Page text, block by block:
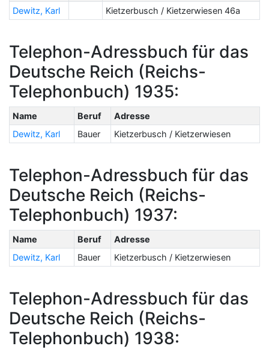
Dewitz, Karl
Kietzerbusch / Kietzerwiesen 46a
Telephon-Adressbuch für das
Deutsche Reich (Reichs-
Telephonbuch) 1935:
Name Beruf
Adresse
Dewitz, Karl
Bauer Kietzerbusch / Kietzerwiesen
Telephon-Adressbuch für das
Deutsche Reich (Reichs-
Telephonbuch) 1937:
Name Beruf
Adresse
Dewitz, Karl
Bauer Kietzerbusch / Kietzerwiesen
Telephon-Adressbuch für das
Deutsche Reich (Reichs-
Telephonbuch) 1938: